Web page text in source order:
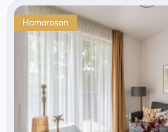
Hamarosan